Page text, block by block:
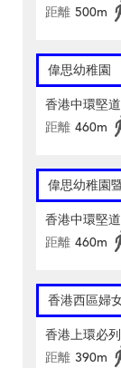
距離 500m
偉思幼稚園
香港中環堅
距離 460m
偉思幼稚園
香港中環堅
距離 460m
香港西區婦
香港上環必
距離 390m